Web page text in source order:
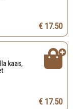
€ 17.50
€ 17.50